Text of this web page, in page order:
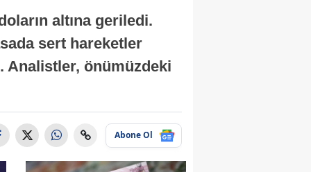
altına geriledi.
sert hareketler
Analistler, önümüzdeki
Abone Ol